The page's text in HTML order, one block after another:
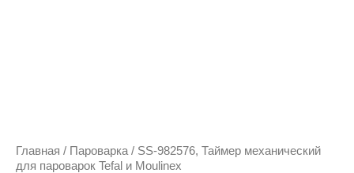
Главная / Пароварка / SS-982576, Таймер механический
для пароварок Tefal и Moulinex